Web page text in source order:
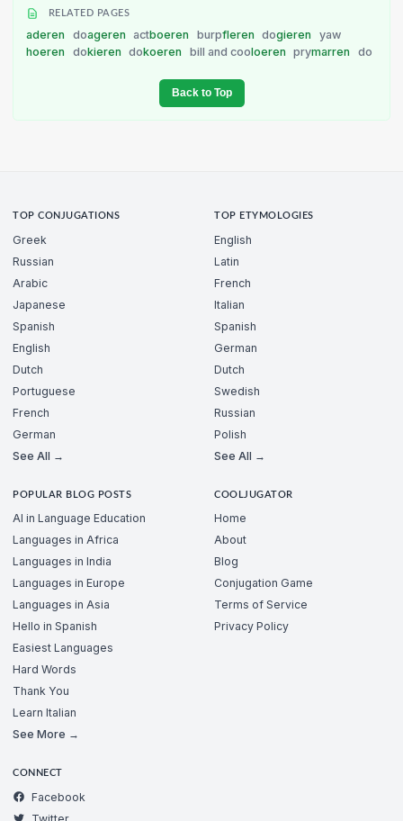
RELATED PAGES
aderen doageren actboeren burpfleren dogieren
yaw
hoeren
dokieren dokoeren bill and cooloeren prymarren do
Back to Top
TOP CONJUGATIONS
Greek
Russian
Arabic
Japanese
Spanish
English
Dutch
Portuguese
French
German
See All →
TOP ETYMOLOGIES
English
Latin
French
Italian
Spanish
German
Dutch
Swedish
Russian
Polish
See All →
POPULAR BLOG POSTS
AI in Language Education
Languages in Africa
Languages in India
Languages in Europe
Languages in Asia
Hello in Spanish
Easiest Languages
Hard Words
Thank You
Learn Italian
See More →
COOLJUGATOR
Home
About
Blog
Conjugation Game
Terms of Service
Privacy Policy
CONNECT
Facebook